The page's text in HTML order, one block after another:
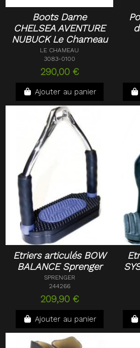
Boots Dame
CHELSEA AVENTURE
NUBUCK Le Chameau
LE CHAMEAU
3083-0100
290,00 €
Ajouter au panier
Etriers articulés BOW
BALANCE Sprenger
SPRENGER
244266
209,90 €
Ajouter au panier